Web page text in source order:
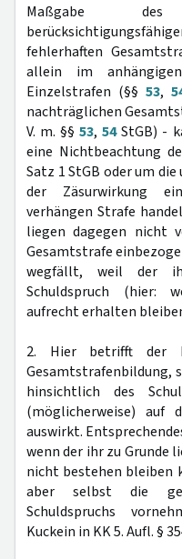
Maßgabe
fehlerhaften
allein im
Einzelstrafen (§§53,
nachträglichen
V. m. §§53,54StGB) -
eine Nichtbeachtung
Satz 1 StGB oder um
der Zäsurwirkung
verhängen Strafe
liegen dagegen nicht
Gesamtstrafe
wegfällt, weil der
Schuldspruch (hier:
aufrecht erhalten
2. Hier betrifft der
Gesamtstrafenbildung,
hinsichtlich des
(möglicherweise) auf
auswirkt.
wenn der ihr zu Grunde
nicht bestehen bleiben
aber selbst die
Schuldspruchs
Kuckein in KK 5. Aufl. §